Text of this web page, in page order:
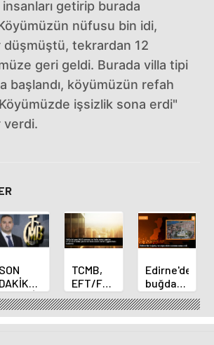
insanları getirip burada
Köyümüzün nüfusu bin idi,
tekrardan 12
geri geldi. Burada villa tipi
başlandı, köyümüzün refah
işsizlik sona erdi"
verdi.
SON
DAKİKA
TCMB,
EFT/FAST
işlemleri
için
fazla
Edirne'de
buğday
ve arpa
ekim
sezonu